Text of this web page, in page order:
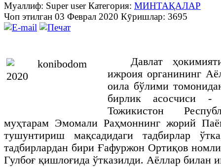
Муаллиф: Super userКатегория: МИНТАҚАЛАР
Чоп этилган 03 Феврал 2020 Кӯришлар: 3695
Давлат
ижроия органининг
оила бўлими
бирлик
асосчиси
Тожикистон
муҳтарам Эмомали Раҳмоннинг жорий
тушунтириш
мақсадидаги тадбирлар
тадбирлардан бири Ғафуржон Ортиқов
Гулбоғ қишлоғида ўтказилди. Аёллар билан